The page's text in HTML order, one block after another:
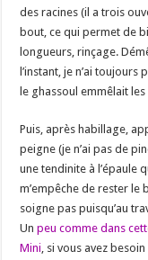
des racines (il a trois
bout, ce qui permet de
longueurs, rinçage.
l’instant, je n’ai
le ghassoul emmêlait les
Puis, après habillage,
peigne (je n’ai pas de
une tendinite à l’épaule
m’empêche de rester le
soigne pas puisqu’au
Un peu comme dans
Mini , si vous avez